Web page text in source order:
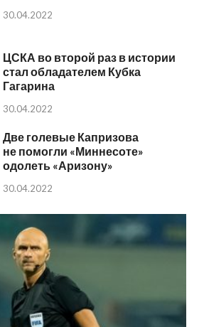
30.04.2022
ЦСКА во второй раз в истории
стал обладателем Кубка
Гагарина
30.04.2022
Две голевые Капризова
не помогли «Миннесоте»
одолеть «Аризону»
30.04.2022